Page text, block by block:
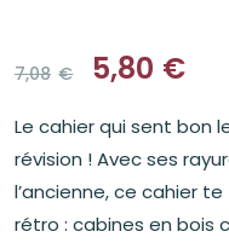
7,08 €
Le
prix
initial
était :
7,08€.
5,80 €
Le
prix
actuel
est :
5,80€.
Le cahier qui sent bon
révision ! Avec ses
l’ancienne, ce cahier
rétro : cabines en bois